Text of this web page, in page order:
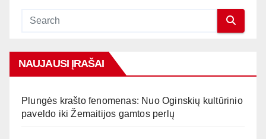
NAUJAUSI ĮRAŠAI
Plungės krašto fenomenas: Nuo Oginskių kultūrinio
paveldo iki Žemaitijos gamtos perlų